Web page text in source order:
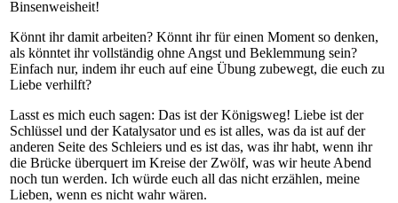
Binsenweisheit!
Könnt ihr damit arbeiten? Könnt ihr für einen Moment so denken,
als könntet ihr vollständig ohne Angst und Beklemmung sein?
Einfach nur, indem ihr euch auf eine Übung zubewegt, die euch zu
Liebe verhilft?
Lasst es mich euch sagen: Das ist der Königsweg! Liebe ist der
Schlüssel und der Katalysator und es ist alles, was da ist auf der
anderen Seite des Schleiers und es ist das, was ihr habt, wenn ihr
die Brücke überquert im Kreise der Zwölf, was wir heute Abend
noch tun werden. Ich würde euch all das nicht erzählen, meine
Lieben, wenn es nicht wahr wären.